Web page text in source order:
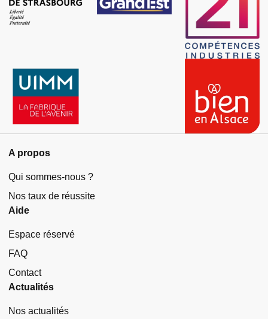
A propos
Qui sommes-nous ?
Nos taux de réussite
Aide
Espace réservé
FAQ
Contact
Actualités
Nos actualités